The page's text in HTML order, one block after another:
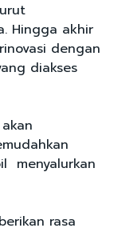
Hingga akhir
dengan
diakses
menyalurkan
rasa